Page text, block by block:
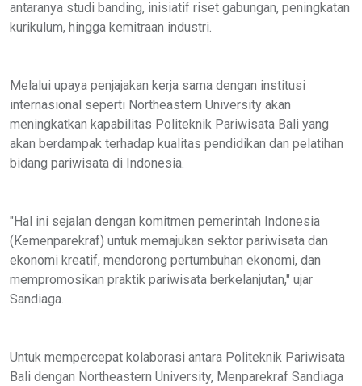
antaranya studi banding, inisiatif riset gabungan, peningkatan
kurikulum, hingga kemitraan industri.
Melalui upaya penjajakan kerja sama dengan institusi
internasional seperti Northeastern University akan
meningkatkan kapabilitas Politeknik Pariwisata Bali yang
akan berdampak terhadap kualitas pendidikan dan pelatihan
bidang pariwisata di Indonesia.
"Hal ini sejalan dengan komitmen pemerintah Indonesia
(Kemenparekraf) untuk memajukan sektor pariwisata dan
ekonomi kreatif, mendorong pertumbuhan ekonomi, dan
mempromosikan praktik pariwisata berkelanjutan," ujar
Sandiaga.
Untuk mempercepat kolaborasi antara Politeknik Pariwisata
Bali dengan Northeastern University, Menparekraf Sandiaga